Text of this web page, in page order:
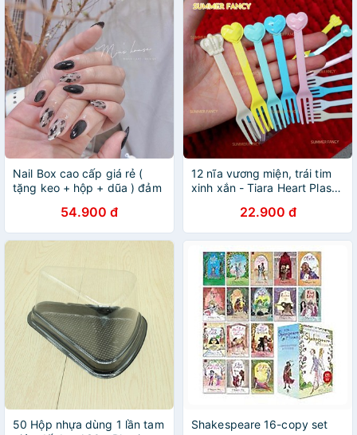
Nail Box cao cấp giá rẻ (
tặng keo + hộp + dũa ) đảm
54.900 đ
12 nĩa vương miện, trái tim
xinh xắn - Tiara Heart Plastic
22.900 đ
50 Hộp nhựa dùng 1 lần tam
Shakespeare 16-copy set